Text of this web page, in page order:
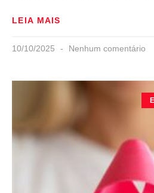
LEIA MAIS
10/10/2025 Nenhum comentário